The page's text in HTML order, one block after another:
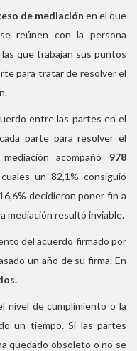
de mediación en el que
reúnen con la persona
que trabajan sus puntos
para tratar de resolver el
entre las partes en el
parte para resolver el
acompañó 978
un 82,1% consiguió
decidieron poner fin a
mediación resultó inviable.
del acuerdo firmado por
un año de su firma. En
nivel de cumplimiento o la
un tiempo. Si las partes
quedado obsoleto o no se